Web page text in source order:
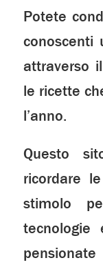
Potete
conoscenti
attraverso
le ricette
l’anno.
Questo
ricordare
stimolo